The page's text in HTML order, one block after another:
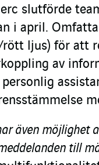
slutförde
i april.
ljus) för att
av
även möjlighet
till